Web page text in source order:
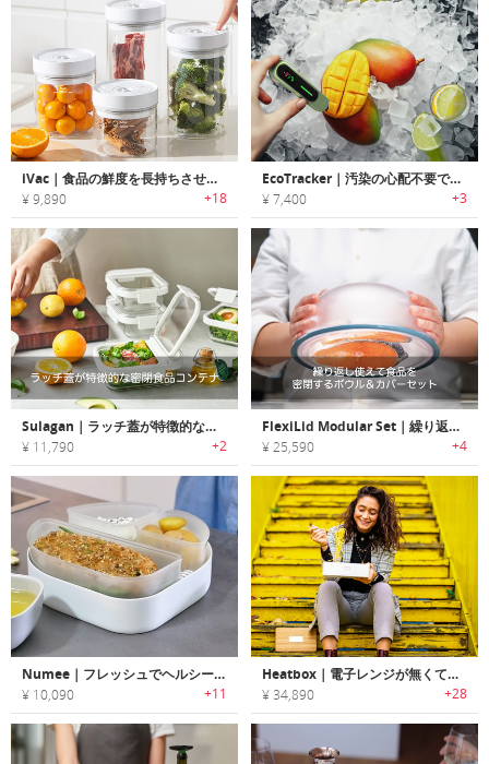
iVac｜食品の鮮度を長持ちさせる自動真空食品コンテナ「アイヴァック」
¥ 9,890 +18
EcoTracker｜汚染の心配不要で、食品の安全性を瞬時に判断できるフードトラッカー
¥ 7,400 +3
Sulagan｜ラッチ蓋が特徴的な密閉食品コンテナ「スーラガン」
¥ 11,790 +2
FlexiLid Modular Set｜繰り返し使えて食品を密閉するボウル＆カバーセット
¥ 25,590 +4
Numee｜フレッシュでヘルシーなランチが楽しめる高機能ランチボックス「ヌーミー」
¥ 10,090 +11
Heatbox｜電子レンジが無くても食品を温められる充電式ランチボックス「ヒートボックス」
¥ 34,890 +28